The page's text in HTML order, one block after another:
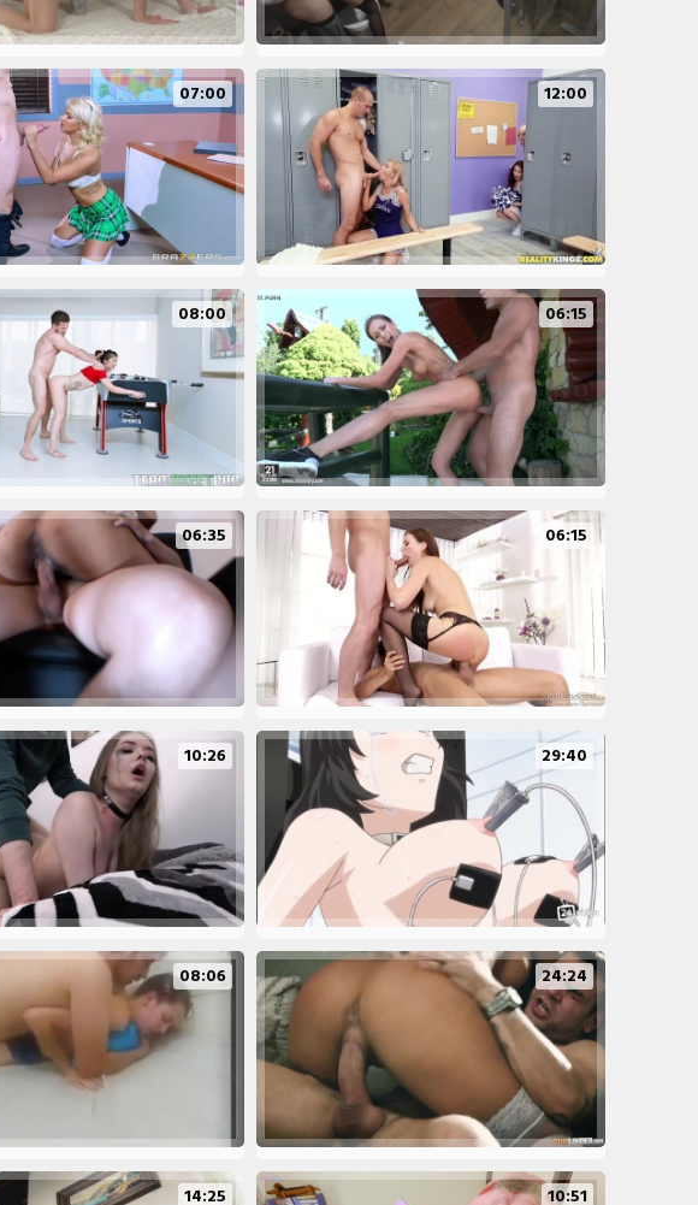
07:00 12:00
08:00 06:15
06:35 06:15
10:26 29:40
08:06 24:24
14:25 10:51